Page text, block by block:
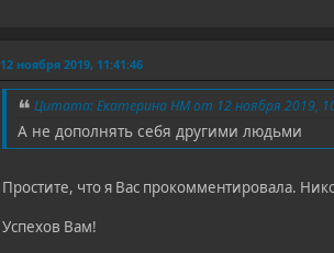
12 ноября 2019, 11:41:46
Цитата: Екатерина НМ от 12 ноября 2019,
А не дополнять себя другими людьми
Простите, что я Вас прокомментировала.
Успехов Вам!